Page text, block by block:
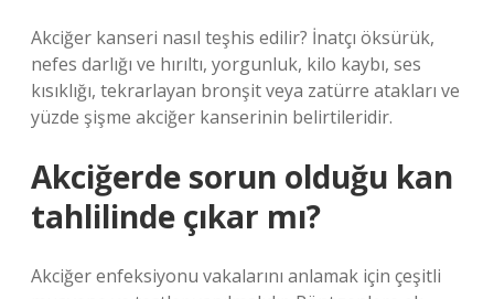
Akciğer kanseri nasıl teşhis edilir? İnatçı öksürük,
nefes darlığı ve hırıltı, yorgunluk, kilo kaybı, ses
kısıklığı, tekrarlayan bronşit veya zatürre atakları ve
yüzde şişme akciğer kanserinin belirtileridir.
Akciğerde sorun olduğu kan
tahlilinde çıkar mı?
Akciğer enfeksiyonu vakalarını anlamak için çeşitli